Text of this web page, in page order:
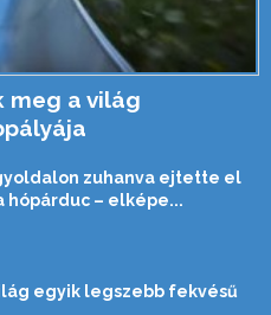
meg a világ
zuhanva ejtette el
hópárduc – elképe...
egyik legszebb fekvésű